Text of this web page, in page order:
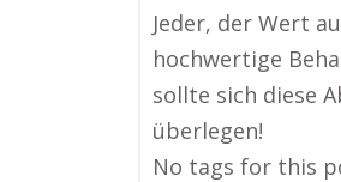
Jeder, der Wert
hochwertige
sollte sich diese
überlegen!
No tags for this